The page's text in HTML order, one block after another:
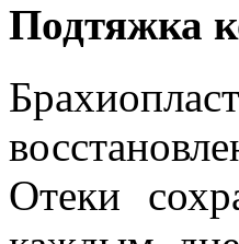
Подтяжка
Отеки